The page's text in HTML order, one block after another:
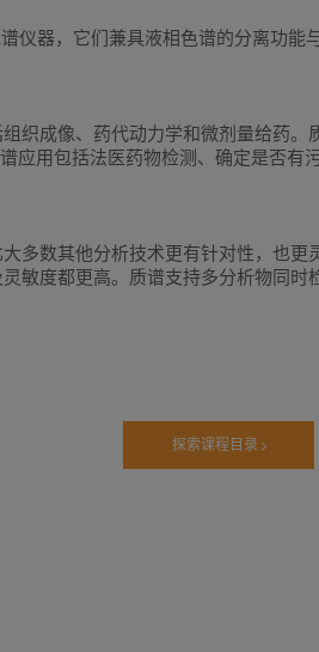
仪器，它们兼具液相色谱的分离功能
织成像、药代动力学和微剂量给药。
用包括法医药物检测、确定是否有
多数其他分析技术更有针对性，也
敏度都更高。质谱支持多分析物同
探索课程目录